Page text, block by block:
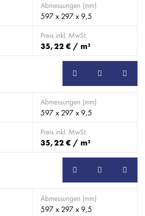
Abmessungen (mm)
597 x 297 x 9,5
Preis inkl. MwSt.
35,22 € / m²
Abmessungen (mm)
597 x 297 x 9,5
Preis inkl. MwSt.
35,22 € / m²
Abmessungen (mm)
597 x 297 x 9,5